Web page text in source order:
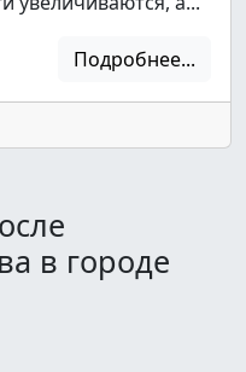
Подробнее...
в городе